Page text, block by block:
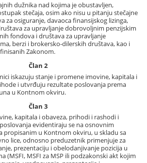
dužnika nad kojima je obustavljen,
stečaja, osim ako nisu u pitanju stečajne
za osiguranje, davaoca finansijskog lizinga,
za upravljanje dobrovoljnim penzijskim
fondova i društava za upravljanje
berzi i brokersko-dilerskih društava, kao i
Zakonom.
Član 2
iskazuju stanje i promene imovine, kapitala i
i utvrđuju rezultate poslovanja prema
u Kontnom okviru.
Član 3
kapitala i obaveza, prihodi i rashodi i
evidentiraju se na osnovnim
propisanim u Kontnom okviru, u skladu sa
lice, odnosno preduzetnik primenjuje za
prezentaciju i obelodanjivanje pozicija u
(MSFI, MSFI za MSP ili podzakonski akt kojim